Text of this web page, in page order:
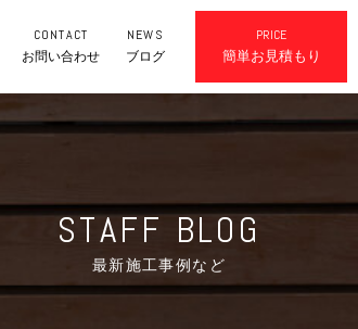
CONTACT
お問い合わせ
NEWS
ブログ
PRICE
簡単お見積もり
STAFF BLOG
最新施工事例など